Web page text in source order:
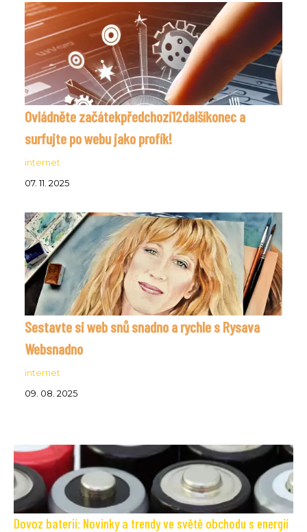
Ovládněte začátekpředchozí12dalšíkonec a
surfujte po webu jako profík!
internet
07. 11. 2025
Sestavte si web snů snadno a rychle s Rysava
Websnadno
internet
09. 08. 2025
Dovoz baterií: Novinky a trendy ve světě obchodu s energií